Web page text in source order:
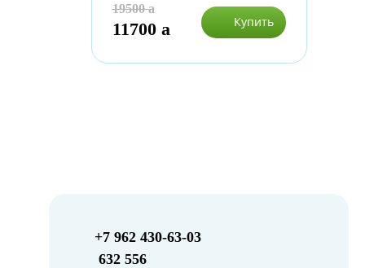
19500a
11700 a Купить
+7 962 430-63-03
632 556